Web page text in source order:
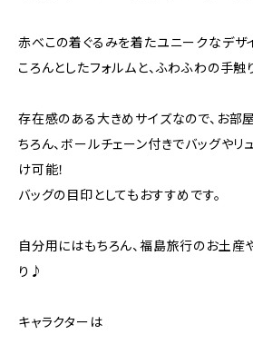
赤べこの着ぐるみを着たユニークなデザ
ころんとしたフォルムと、ふわふわの手
存在感のある大きめサイズなので、お部
ちろん、ボールチェーン付きでバッグや
け可能！
バッグの目印としてもおすすめです。
自分用にはもちろん、福島旅行のお土産
り♪
キャラクターは